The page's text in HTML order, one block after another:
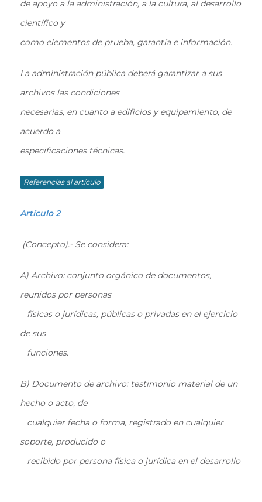
de apoyo a la administración, a la cultura, al desarrollo
científico y
como elementos de prueba, garantía e información.
La administración pública deberá garantizar a sus
archivos las condiciones
necesarias, en cuanto a edificios y equipamiento, de
acuerdo a
especificaciones técnicas.
Referencias al artículo
Artículo 2
(Concepto).- Se considera:
A) Archivo: conjunto orgánico de documentos,
reunidos por personas
físicas o jurídicas, públicas o privadas en el ejercicio
de sus
funciones.
B) Documento de archivo: testimonio material de un
hecho o acto, de
cualquier fecha o forma, registrado en cualquier
soporte, producido o
recibido por persona física o jurídica en el desarrollo